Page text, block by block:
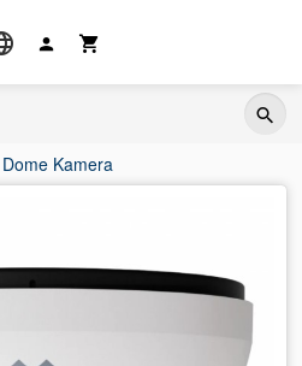
Dome Kamera